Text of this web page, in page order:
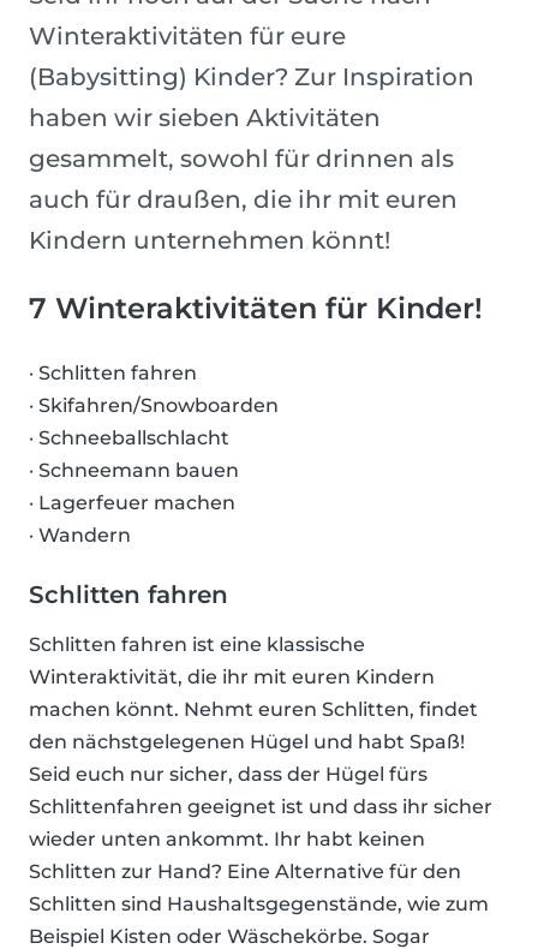
Winteraktivitäten für eure
(Babysitting) Kinder? Zur Inspiration
haben wir sieben Aktivitäten
gesammelt, sowohl für drinnen als
auch für draußen, die ihr mit euren
Kindern unternehmen könnt!
7 Winteraktivitäten für Kinder!
· Schlitten fahren
· Skifahren/Snowboarden
· Schneeballschlacht
· Schneemann bauen
· Lagerfeuer machen
· Wandern
Schlitten fahren
Schlitten fahren ist eine klassische
Winteraktivität, die ihr mit euren Kindern
machen könnt. Nehmt euren Schlitten, findet
den nächstgelegenen Hügel und habt Spaß!
Seid euch nur sicher, dass der Hügel fürs
Schlittenfahren geeignet ist und dass ihr sicher
wieder unten ankommt. Ihr habt keinen
Schlitten zur Hand? Eine Alternative für den
Schlitten sind Haushaltsgegenstände, wie zum
Beispiel Kisten oder Wäschekörbe. Sogar